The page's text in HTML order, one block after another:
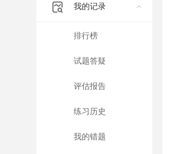
我的记录
排行榜
试题答疑
评估报告
练习历史
我的错题